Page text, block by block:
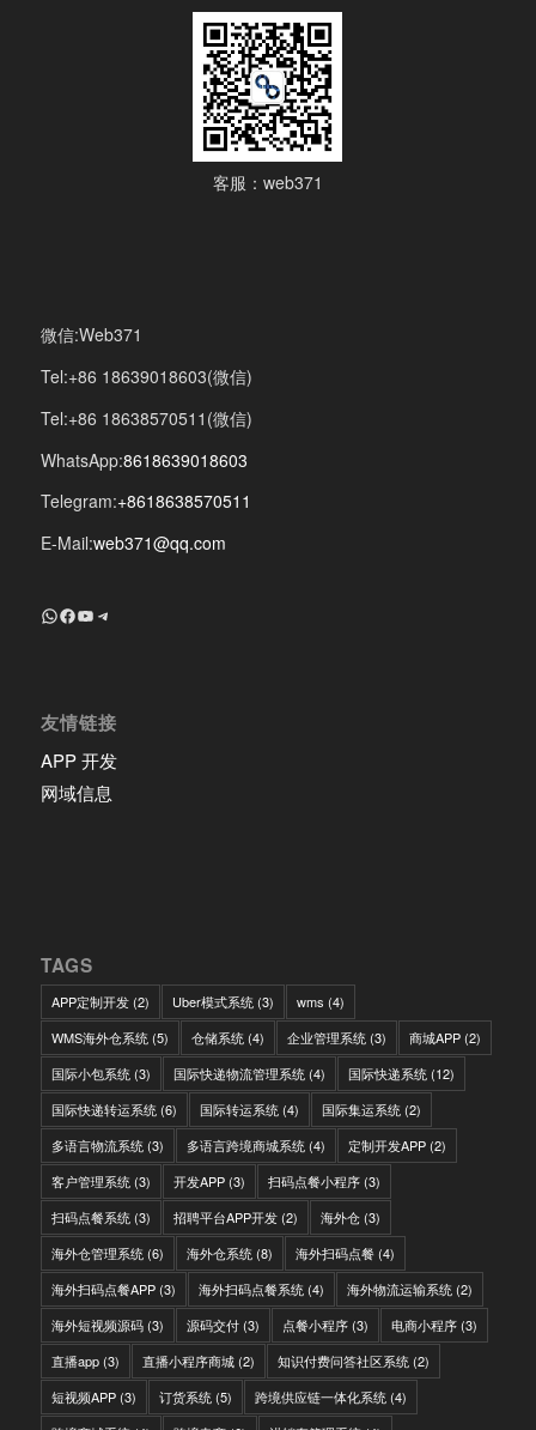
客服：web371
微信:Web371
Tel:+86 18639018603(微信)
Tel:+86 18638570511(微信)
WhatsApp:8618639018603
Telegram:+8618638570511
E-Mail:web371@qq.com
+8618639018603
Facebook
YouTube
Telegram
友情链接
APP 开发
网域信息
TAGS
APP定制开发(2) Uber模式系统(3) wms (4)
WMS海外仓系统(5) 仓储系统(4) 企业管理系统(3) 商城APP(2)
国际小包系统(3) 国际快递物流管理系统(4) 国际快递系统(12)
国际快递转运系统(6) 国际转运系统(4) 国际集运系统(2)
多语言物流系统(3) 多语言跨境商城系统(4) 定制开发APP(2)
客户管理系统(3) 开发APP(3) 扫码点餐小程序(3)
扫码点餐系统(3) 招聘平台APP开发(2) 海外仓(3)
海外仓管理系统(6) 海外仓系统(8) 海外扫码点餐(4)
海外扫码点餐APP(3) 海外扫码点餐系统(4) 海外物流运输系统(2)
海外短视频源码(3) 源码交付(3) 点餐小程序(3) 电商小程序(3)
直播app(3) 直播小程序商城(2) 知识付费问答社区系统(2)
短视频APP(3) 订货系统(5) 跨境供应链一体化系统(4)